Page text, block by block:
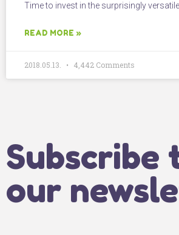
Time to invest in the surprisingly
READ MORE »
2018.05.13. 4,442 Comments
Subscribe
our